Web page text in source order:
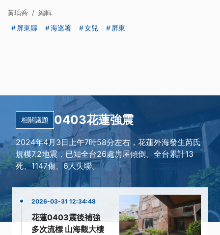
黃瑀喬 / 編輯
屏東縣
海巡署 女兒 屏東
相關議題 0403花蓮強震
2024年4月3日上午7時58分左右，花蓮外海發生芮氏
規模7.2地震，已知全台26處房屋傾倒。全台累計13
死、1147傷、6人失聯。
2026-03-31 12:34:48
花蓮0403震後補強
多次流標 山海觀大樓